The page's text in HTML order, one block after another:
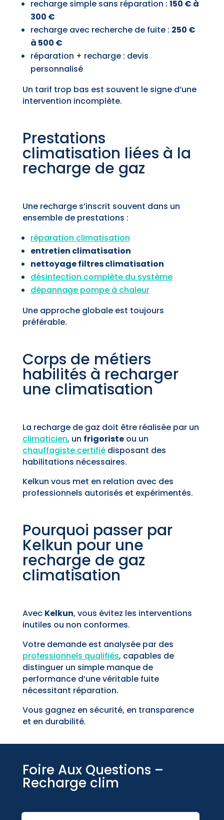
recharge simple sans réparation : 150 € à
300 €
recharge avec recherche de fuite : 250 €
à 500 €
réparation + recharge : devis
personnalisé
Un tarif trop bas est souvent le signe d’une
intervention incomplète.
Prestations
climatisation liées à la
recharge de gaz
Une recharge s’inscrit souvent dans un
ensemble de prestations :
réparation climatisation
entretien climatisation
nettoyage filtres climatisation
désinfection complète du système
dépannage pompe à chaleur
Une approche globale est toujours
préférable.
Corps de métiers
habilités à recharger
une climatisation
La recharge de gaz doit être réalisée par un
climaticien, un frigoristeou un
chauffagiste certifiédisposant des
habilitations nécessaires.
Kelkun vous met en relation avec des
professionnels autorisés et expérimentés.
Pourquoi passer par
Kelkun pour une
recharge de gaz
climatisation
Avec Kelkun, vous évitez les interventions
inutiles ou non conformes.
Votre demande est analysée par des
professionnels qualifiés, capables de
distinguer un simple manque de
performance d’une véritable fuite
nécessitant réparation.
Vous gagnez en sécurité, en transparence
et en durabilité.
Foire Aux Questions –
Recharge clim